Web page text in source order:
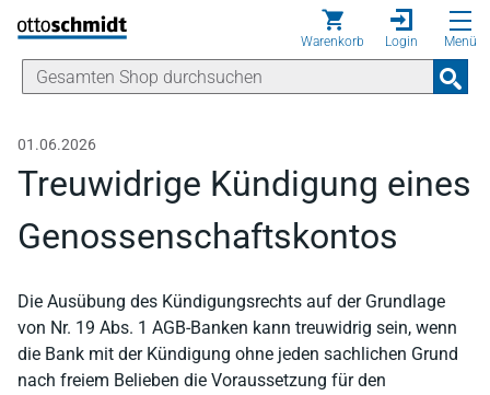
Direkt zum Inhalt
Warenkorb Login Menü
01.06.2026
Treuwidrige Kündigung eines
Genossenschaftskontos
Die Ausübung des Kündigungsrechts auf der Grundlage
von Nr. 19 Abs. 1 AGB-Banken kann treuwidrig sein, wenn
die Bank mit der Kündigung ohne jeden sachlichen Grund
nach freiem Belieben die Voraussetzung für den